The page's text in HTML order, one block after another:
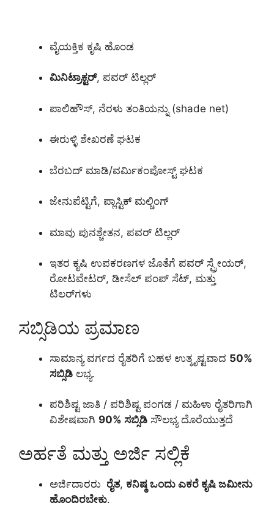
ವೈಯಕ್ತಿಕ ಕೃಷಿ ಹೊಂಡ
ಮಿನಿ‌‌ಟ್ರಾಕ್ಟರ್, ಪವರ್ ಟಿಲ್ಲರ್
ಪಾಲಿಹೌಸ್, ನೆರಳು ತಂತಿಯನ್ನು (shade net)
ಈರುಳ್ಳಿ ಶೇಖರಣೆ ಘಟಕ
ಬೆರಬದ್ ಮಾಡಿ/ವರ್ಮಿ‌ಕಂಪೋಸ್ಟ್ ಘಟಕ
ಜೇನುಪೆಟ್ಟಿಗೆ, ಪ್ಲಾಸ್ಟಿಕ್ ಮಲ್ಚಿಂಗ್
ಮಾವು ಪುನಶ್ಚೇತನ, ಪವರ್ ಟಿಲ್ಲರ್
ಇತರ ಕೃಷಿ ಉಪಕರಣಗಳ ಜೊತೆಗೆ ಪವರ್ ಸ್ಪ್ರೇಯರ್,
ರೋಟವೇಟರ್, ಡೀಸೆಲ್ ಪಂಪ್ ಸೆಟ್, ಮತ್ತು
ಟಿಲರ್‌ಗಳು
ಸಬ್ಸಿಡಿಯ ಪ್ರಮಾಣ
ಸಾಮಾನ್ಯ ವರ್ಗದ ರೈತರಿಗೆ ಬಹಳ ಉತ್ಕೃಷ್ಟವಾದ 50%
ಸಬ್ಸಿಡಿ ಲಭ್ಯ.
ಪರಿಶಿಷ್ಟ ಜಾತಿ / ಪರಿಶಿಷ್ಟ ಪಂಗಡ / ಮಹಿಳಾ ರೈತರಿಗಾಗಿ
ವಿಶೇಷವಾಗಿ 90% ಸಬ್ಸಿಡಿ ಸೌಲಭ್ಯ ದೊರೆಯುತ್ತದೆ
ಅರ್ಹತೆ ಮತ್ತು ಅರ್ಜಿ ಸಲ್ಲಿಕೆ
ಅರ್ಜಿದಾರರು ರೈತ, ಕನಿಷ್ಠ ಒಂದು ಎಕರೆ ಕೃಷಿ ಜಮೀನು
ಹೊಂದಿರಬೇಕು.